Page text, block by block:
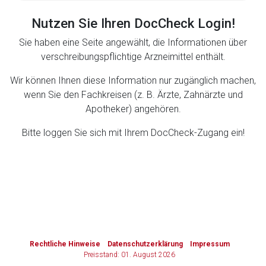
Nutzen Sie Ihren DocCheck Login!
Sie haben eine Seite angewählt, die Informationen über
verschreibungspflichtige Arzneimittel enthält.
Wir können Ihnen diese Information nur zugänglich machen,
wenn Sie den Fachkreisen (z. B. Ärzte, Zahnärzte und
Apotheker) angehören.
Bitte loggen Sie sich mit Ihrem DocCheck-Zugang ein!
Rechtliche Hinweise Datenschutzerklärung
Impressum
Preisstand: 01. August 2026
Zurück zur rote-liste.de Zur Seite